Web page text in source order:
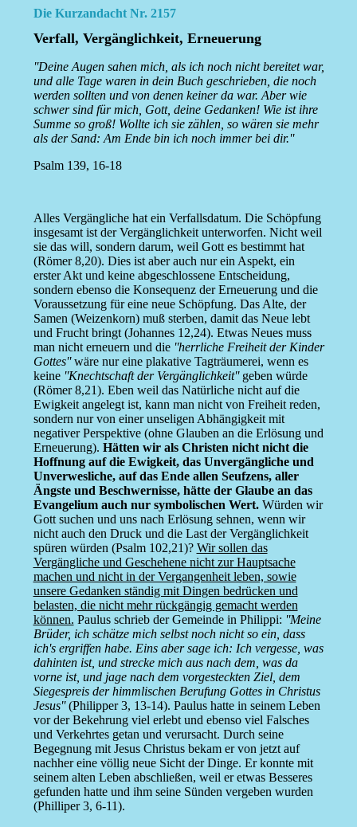
Die Kurzandacht Nr. 2157
Verfall, Vergänglichkeit, Erneuerung
''Deine Augen sahen mich, als ich noch nicht bereitet war,
und alle Tage waren in dein Buch geschrieben, die noch
werden sollten und von denen keiner da war. Aber wie
schwer sind für mich, Gott, deine Gedanken! Wie ist ihre
Summe so groß! Wollte ich sie zählen, so wären sie mehr
als der Sand: Am Ende bin ich noch immer bei dir.''
Psalm 139, 16-18
Alles Vergängliche hat ein Verfallsdatum. Die Schöpfung
insgesamt ist der Vergänglichkeit unterworfen. Nicht weil
sie das will, sondern darum, weil Gott es bestimmt hat
(Römer 8,20). Dies ist aber auch nur ein Aspekt, ein
erster Akt und keine abgeschlossene Entscheidung,
sondern ebenso die Konsequenz der Erneuerung und die
Voraussetzung für eine neue Schöpfung. Das Alte, der
Samen (Weizenkorn) muß sterben, damit das Neue lebt
und Frucht bringt (Johannes 12,24). Etwas Neues muss
man nicht erneuern und die ''herrliche Freiheit der Kinder
Gottes''wäre nur eine plakative Tagträumerei, wenn es
keine ''Knechtschaft der Vergänglichkeit''geben würde
(Römer 8,21). Eben weil das Natürliche nicht auf die
Ewigkeit angelegt ist, kann man nicht von Freiheit reden,
sondern nur von einer unseligen Abhängigkeit mit
negativer Perspektive (ohne Glauben an die Erlösung und
Erneuerung). Hätten wir als Christen nicht nicht die
Hoffnung auf die Ewigkeit, das Unvergängliche und
Unverwesliche, auf das Ende allen Seufzens, aller
Ängste und Beschwernisse, hätte der Glaube an das
Evangelium auch nur symbolischen Wert.Würden wir
Gott suchen und uns nach Erlösung sehnen, wenn wir
nicht auch den Druck und die Last der Vergänglichkeit
spüren würden (Psalm 102,21)? Wir sollen das
Vergängliche und Geschehene nicht zur Hauptsache
machen und nicht in der Vergangenheit leben, sowie
unsere Gedanken ständig mit Dingen bedrücken und
belasten, die nicht mehr rückgängig gemacht werden
können. Paulus schrieb der Gemeinde in Philippi: ''Meine
Brüder, ich schätze mich selbst noch nicht so ein, dass
ich's ergriffen habe. Eins aber sage ich: Ich vergesse, was
dahinten ist, und strecke mich aus nach dem, was da
vorne ist, und jage nach dem vorgesteckten Ziel, dem
Siegespreis der himmlischen Berufung Gottes in Christus
Jesus''(Philipper 3, 13-14). Paulus hatte in seinem Leben
vor der Bekehrung viel erlebt und ebenso viel Falsches
und Verkehrtes getan und verursacht. Durch seine
Begegnung mit Jesus Christus bekam er von jetzt auf
nachher eine völlig neue Sicht der Dinge. Er konnte mit
seinem alten Leben abschließen, weil er etwas Besseres
gefunden hatte und ihm seine Sünden vergeben wurden
(Philliper 3, 6-11).